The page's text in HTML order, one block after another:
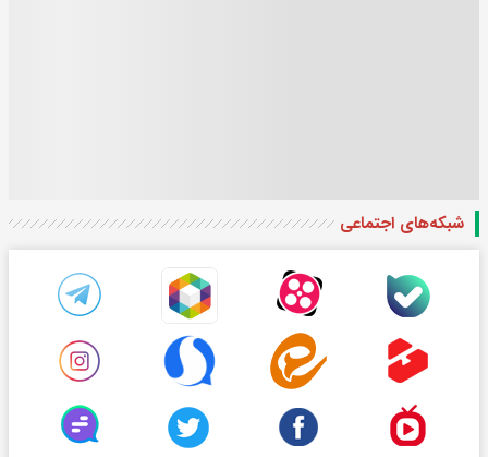
شبکه‌های اجتماعی